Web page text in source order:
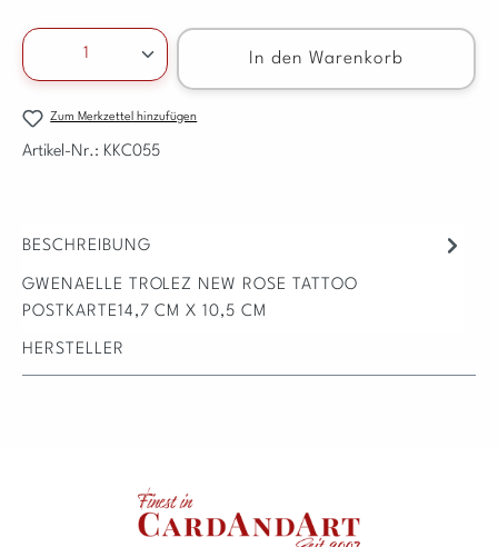
Produkt Anzahl: Gib den gewünschten Wert ein
In den Warenkorb
Zum Merkzettel hinzufügen
Artikel-Nr.: KKC055
BESCHREIBUNG
GWENAELLE TROLEZ NEW ROSE TATTOO
POSTKARTE14,7 CM X 10,5 CM
HERSTELLER